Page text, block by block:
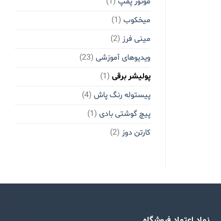
میخکوب (1)
مینی فرز (2)
ویدیوهای آموزشی (23)
پولیشر برقی (1)
پیستوله رنگ پاش (4)
پیچ گوشتی بادی (1)
کارتن دوز (2)